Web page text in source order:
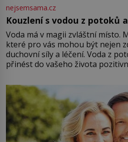
nejsemsama.cz
Kouzlení s vodou z potoků
Voda má v magii zvláštní místo.
které pro vás mohou být nejen
duchovní síly a léčení. Voda z
přinést do vašeho života
můžete obohatit své rituály a
větší harmonii a klid. Je důležité